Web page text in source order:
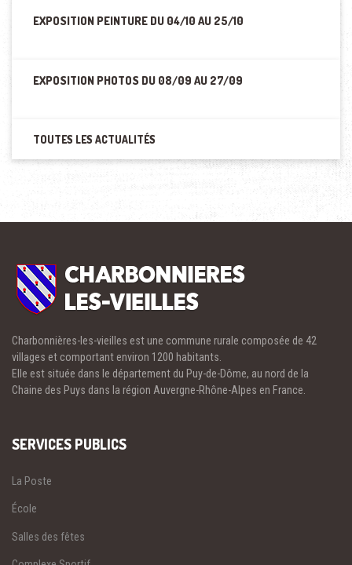
EXPOSITION PEINTURE DU 04/10 AU 25/10
EXPOSITION PHOTOS DU 08/09 AU 27/09
TOUTES LES ACTUALITÉS
Charbonnières-les-vieilles est une commune rurale composée de 42
villages et comportant environ 1200 habitants.
Elle est située dans le département du Puy-de-Dôme, au nord de la
Chaine des Puys dans la région Auvergne-Rhône-Alpes en France.
SERVICES PUBLICS
La Poste
École
Salles des fêtes